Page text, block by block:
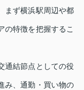
まず横浜駅周辺や都
の特徴を把握するこ
通結節点としての役
み、通勤・買い物の